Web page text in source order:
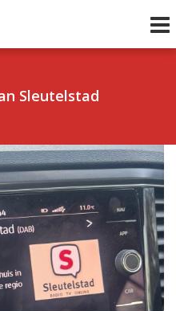
Sleutelstad
0 Volgend uur